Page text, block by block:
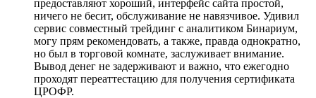
предоставляют хороший, интерфейс сайта простой,
ничего не бесит, обслуживание не навязчивое. Удивил
сервис совместный трейдинг с аналитиком Бинариум,
могу прям рекомендовать, а также, правда однократно,
но был в торговой комнате, заслуживает внимание.
Вывод денег не задерживают и важно, что ежегодно
проходят переаттестацию для получения сертификата
ЦРОФР.